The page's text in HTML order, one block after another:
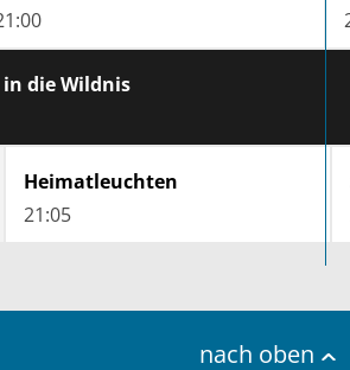
in die Wildnis
Heimatleuchten
21:05
nach oben